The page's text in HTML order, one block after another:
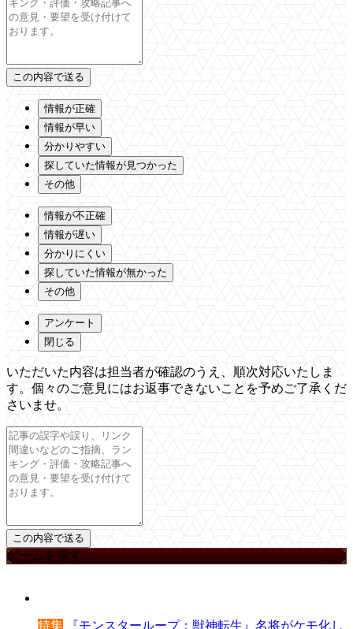
情報が正確
情報が早い
分かりやすい
探していた情報が見つかった
その他
情報が不正確
情報が遅い
分かりにくい
探していた情報が無かった
その他
アンケート
閉じる
いただいた内容は担当者が確認のうえ、順次対応いたしま
す。個々のご意見にはお返事できないことを予めご了承くだ
さいませ。
ゲームを探す
特集 『モンスターループ：獣神転生』名将がケモ化し